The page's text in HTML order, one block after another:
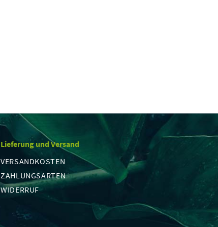
Lieferung und Versand
VERSANDKOSTEN
ZAHLUNGSARTEN
WIDERRUF